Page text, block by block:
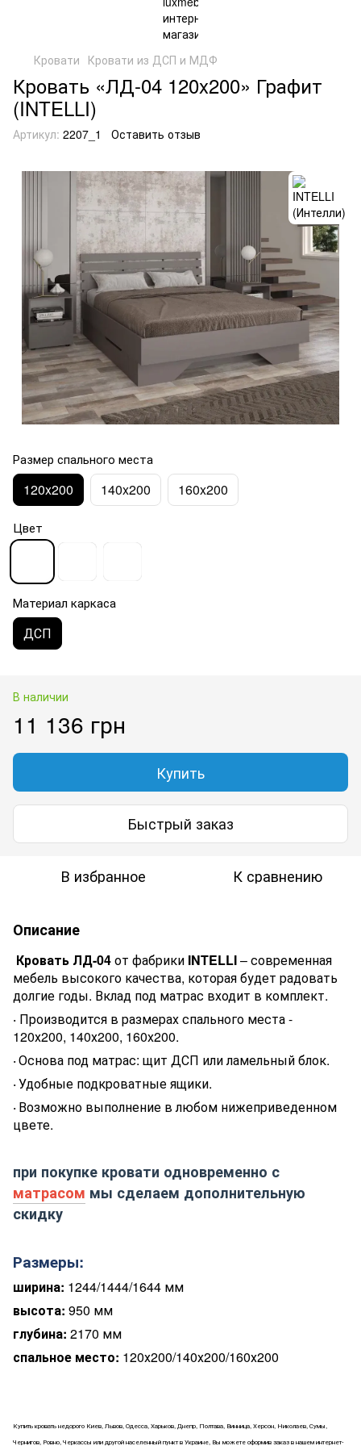
Кровати Кровати из ДСП и МДФ
Кровать «ЛД-04 120x200» Графит
(INTELLI)
Артикул: 2207_1 Оставить отзыв
Размер спального места
120x200 140x200 160x200
Цвет
Материал каркаса
ДСП
В наличии
11 136 грн
Купить
Быстрый заказ
В избранное К сравнению
Описание
Кровать ЛД-04от фабрики INTELLI– современная
мебель высокого качества, которая будет радовать
долгие годы. Вклад под матрас входит в комплект.
· Производится в размерах спального места -
120х200, 140х200, 160х200.
· Основа под матрас: щит ДСП или ламельный блок.
· Удобные подкроватные ящики.
· Возможно выполнение в любом нижеприведенном
цвете.
при покупке кровати одновременно с
матрасом мы сделаем дополнительную
скидку
Размеры:
ширина: 1244/1444/1644 мм
высота: 950 мм
глубина: 2170 мм
спальное место: 120х200/140х200/160х200
Купить кровать недорого Киев, Львов, Одесса, Харьков, Днепр, Полтава, Винница, Херсон, Николаев, Сумы,
Чернигов, Ровно, Черкассы или другой населенный пункт в Украине, Вы можете оформив заказ в нашем интернет-